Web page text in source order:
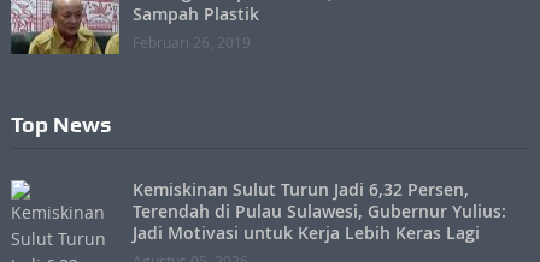
Sampah Plastik
Februari 26, 2019
Top News
Kemiskinan Sulut Turun Jadi 6,32 Persen,
Terendah di Pulau Sulawesi, Gubernur Yulius:
Jadi Motivasi untuk Kerja Lebih Keras Lagi